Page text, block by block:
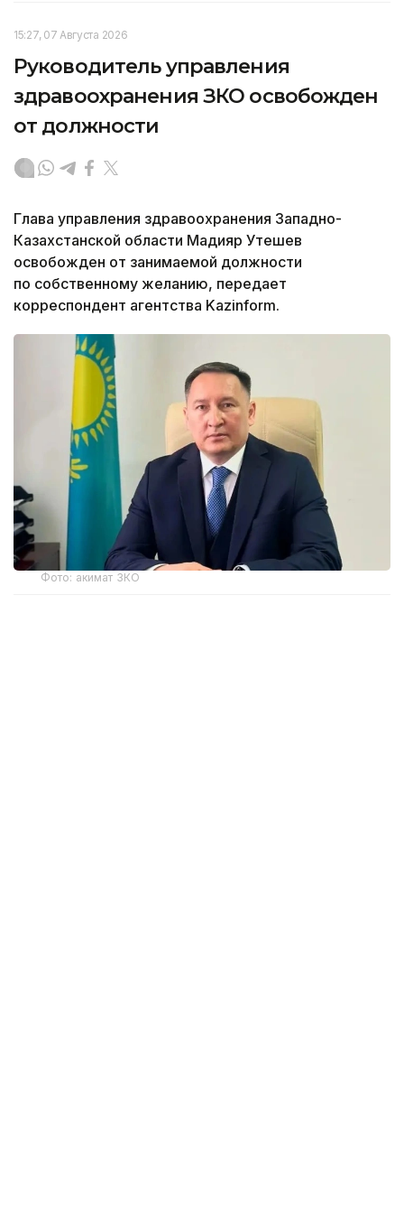
15:27, 07 Августа 2026
Руководитель управления
здравоохранения ЗКО освобожден
от должности
Глава управления здравоохранения Западно-
Казахстанской области Мадияр Утешев
освобожден от занимаемой должности
по собственному желанию, передает
корреспондент агентства Kazinform.
Фото: акимат ЗКО